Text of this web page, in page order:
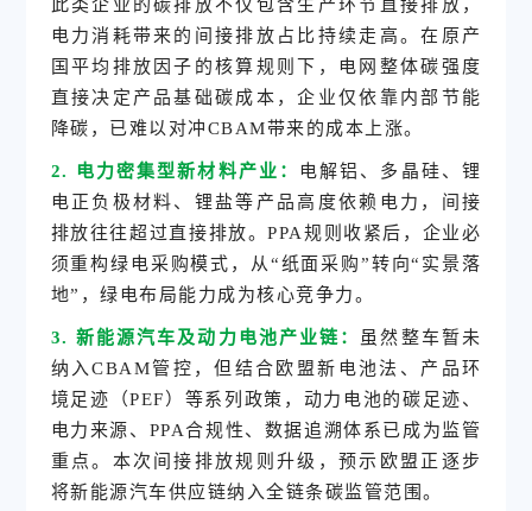
此类企业的碳排放不仅包含生产环节直接排放，
电力消耗带来的间接排放占比持续走高。在原产
国平均排放因子的核算规则下，电网整体碳强度
直接决定产品基础碳成本，企业仅依靠内部节能
降碳，已难以对冲CBAM带来的成本上涨。
2. 电力密集型新材料产业： 电解铝、多晶硅、锂
电正负极材料、锂盐等产品高度依赖电力，间接
排放往往超过直接排放。PPA规则收紧后，企业必
须重构绿电采购模式，从“纸面采购”转向“实景落
地”，绿电布局能力成为核心竞争力。
3. 新能源汽车及动力电池产业链：
虽然整车暂未
纳入CBAM管控，但结合欧盟新电池法、产品环
境足迹（PEF）等系列政策，动力电池的碳足迹、
电力来源、PPA合规性、数据追溯体系已成为监管
重点。本次间接排放规则升级，预示欧盟正逐步
将新能源汽车供应链纳入全链条碳监管范围。